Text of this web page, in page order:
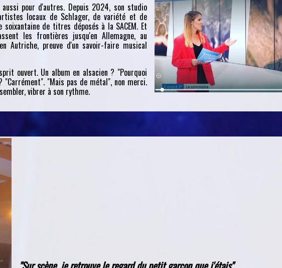
pour d'autres. Depuis 2024, son studio
locaux de Schlager, de variété et de
soixantaine de titres déposés à la SACEM. Et
les frontières jusqu'en Allemagne, au
Autriche, preuve d'un savoir-faire musical
ouvert. Un album en alsacien ? "Pourquoi
"Carrément". "Mais pas de métal", non merci.
vibrer à son rythme.